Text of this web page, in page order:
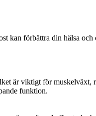
kan förbättra din hälsa och
är viktigt för muskelväxt,
funktion.